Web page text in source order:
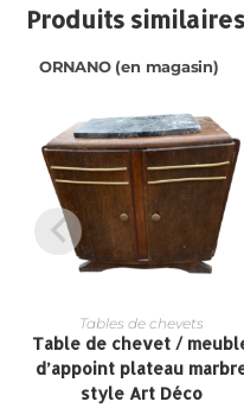
Produits similaires
ORNANO (en magasin)
Tables de chevets
Table de chevet /
d’appoint plateau
style Art Déco